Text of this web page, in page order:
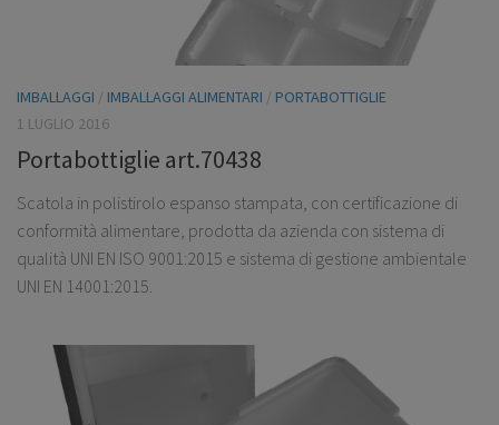
IMBALLAGGI / IMBALLAGGI ALIMENTARI / PORTABOTTIGLIE
1 LUGLIO 2016
Portabottiglie art.70438
Scatola in polistirolo espanso stampata, con certificazione di
conformità alimentare, prodotta da azienda con sistema di
qualità UNI EN ISO 9001:2015 e sistema di gestione ambientale
UNI EN 14001:2015.